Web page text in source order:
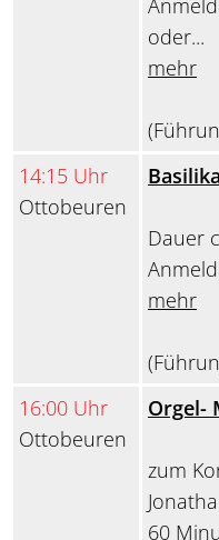
oder...
mehr
14:15 Uhr
Ottobeuren
Dauer
mehr
16:00 Uhr
Ottobeuren
Orgel-
zum
60